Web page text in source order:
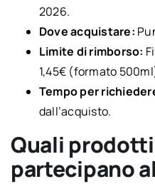
2026.
Dove acquistare:
Limite di rimborso:
1,45€ (formato
Tempo per
dall’acquisto.
Quali
partecipano